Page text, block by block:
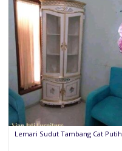
Lemari Sudut Tambang Cat Putih